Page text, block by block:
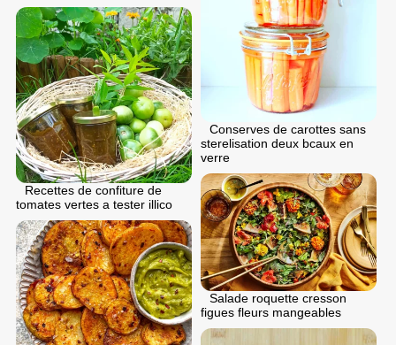
Conserves de carottes sans
sterelisation deux bcaux en
verre
Recettes de confiture de
tomates vertes a tester illico
Salade roquette cresson
figues fleurs mangeables